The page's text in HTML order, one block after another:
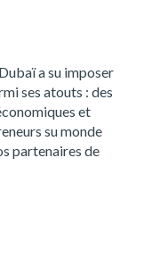
a su imposer
ses atouts : des
et
su monde
partenaires de